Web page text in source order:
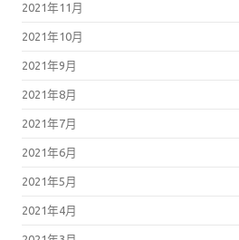
2021年11月
2021年10月
2021年9月
2021年8月
2021年7月
2021年6月
2021年5月
2021年4月